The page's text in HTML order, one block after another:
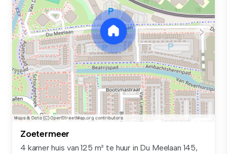
Zoetermeer
4 kamer huis van 125 m² te huur in Du Meelaan 145,